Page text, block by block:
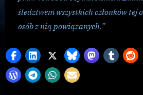
śledztwem wszystkich członków
osób z nią powiązanych.”